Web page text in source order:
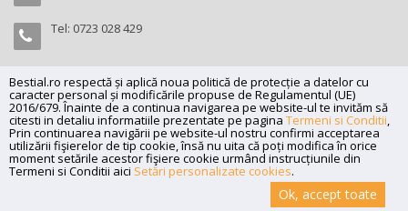
Bestial.ro respectă și aplică noua politică de protecție a datelor cu
caracter personal și modificările propuse de Regulamentul (UE)
2016/679. Înainte de a continua navigarea pe website-ul te invităm să
citesti in detaliu informatiile prezentate pe pagina Termeni si Conditii,
Prin continuarea navigării pe website-ul nostru confirmi acceptarea
utilizării fişierelor de tip cookie, însă nu uita că poți modifica în orice
moment setările acestor fişiere cookie urmând instrucțiunile din
Termeni si Conditii aici Setări personalizate cookies.
Ok, accept toate
Tel: 0723 028 429
Copyright (C) 2026bestial.ro -All rights reserved.
SC BESTIAL RECORDS SRL, Nr. R.C.: J35/345/2005, C.U.I.: RO17197870,
Adresa: Magazin fizic desființat
Powered byNet Interaction.